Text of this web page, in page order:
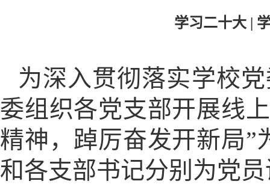
学习二十大 |
为深入贯彻落实学校
委组织各党支部开展线
精神，踔厉奋发开新局”
和各支部书记分别为党